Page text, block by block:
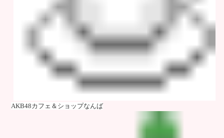
AKB48カフェ＆ショップなんば